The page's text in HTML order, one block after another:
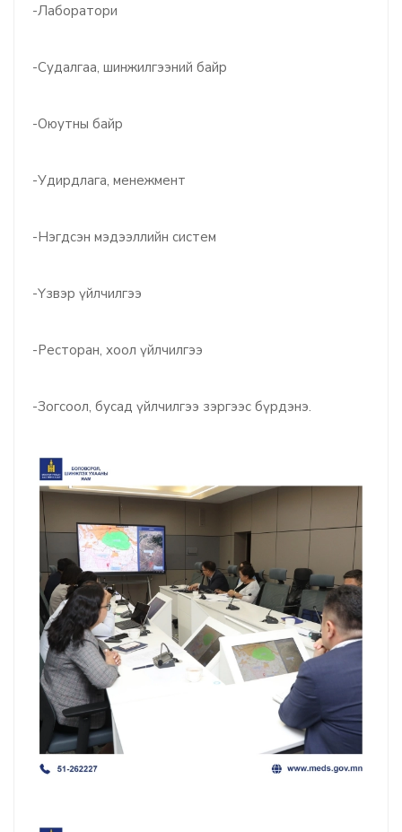
-Лаборатори
-Судалгаа, шинжилгээний байр
-Оюутны байр
-Удирдлага, менежмент
-Нэгдсэн мэдээллийн систем
-Үзвэр үйлчилгээ
-Ресторан, хоол үйлчилгээ
-Зогсоол, бусад үйлчилгээ зэргээс бүрдэнэ.